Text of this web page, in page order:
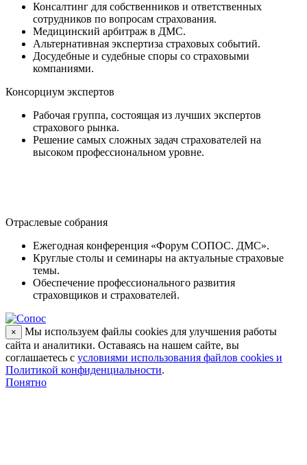
Консалтинг для собственников и ответственных
сотрудников по вопросам страхования.
Медицинский арбитраж в ДМС.
Альтернативная экспертиза страховых событий.
Досудебные и судебные споры со страховыми
компаниями.
Консорциум экспертов
Рабочая группа, состоящая из лучших экспертов
страхового рынка.
Решение самых сложных задач страхователей на
высоком профессиональном уровне.
Отраслевые собрания
Ежегодная конференция «Форум СОПОС. ДМС».
Круглые столы и семинары на актуальные страховые
темы.
Обеспечение профессионального развития
страховщиков и страхователей.
×
Мы используем файлы cookies для улучшения работы
сайта и аналитики. Оставаясь на нашем сайте, вы
соглашаетесь с условиями использования файлов cookies и
Политикой конфиденциальности.
Понятно